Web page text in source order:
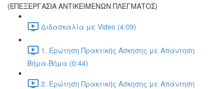
(ΕΠΕΞΕΡΓΑΣΙΑ ΑΝΤΙΚΕΙΜΕΝΩΝ ΠΛΕΓΜΑΤΟΣ)
Διδασκαλία με Video (4:09)
1. Ερώτηση Πρακτικής Άσκησης με Απάντηση
Βήμα-Βήμα (0:44)
2. Ερώτηση Πρακτικής Άσκησης με Απάντηση